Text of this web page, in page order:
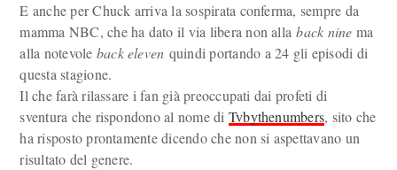
E anche per Chuck arriva la sospirata conferma, sempre da
mamma NBC, che ha dato il via libera non allaback nine ma
alla notevole back eleven quindi portando a 24 gli episodi di
questa stagione.
Il che farà rilassare i fan già preoccupati dai profeti di
sventura che rispondono al nome di Tvbythenumbers, sito che
ha risposto prontamente dicendo che non si aspettavano un
risultato del genere.